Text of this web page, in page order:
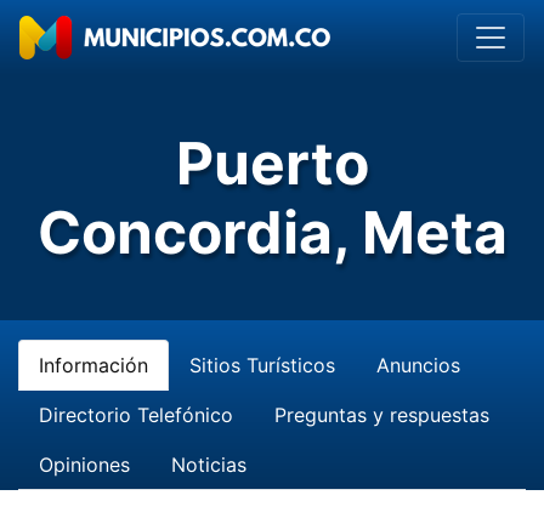
Puerto
Concordia, Meta
Información Sitios Turísticos Anuncios
Directorio Telefónico Preguntas y respuestas
Opiniones Noticias